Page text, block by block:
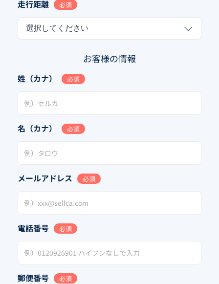
走行距離 必須
選択してください
お客様の情報
姓（カナ） 必須
名（カナ） 必須
メールアドレス 必須
電話番号 必須
郵便番号 必須